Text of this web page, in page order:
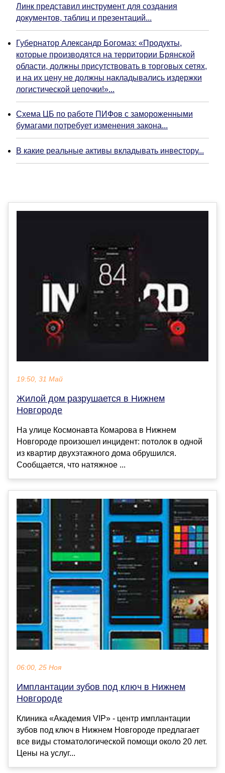
Линк представил инструмент для создания
документов, таблиц и презентаций...
Губернатор Александр Богомаз: «Продукты,
которые производятся на территории Брянской
области, должны присутствовать в торговых сетях,
и на их цену не должны накладывались издержки
логистической цепочки!»...
Схема ЦБ по работе ПИФов с замороженными
бумагами потребует изменения закона...
В какие реальные активы вкладывать инвестору...
19:50, 31 Май
Жилой дом разрушается в Нижнем
Новгороде
На улице Космонавта Комарова в Нижнем
Новгороде произошел инцидент: потолок в одной
из квартир двухэтажного дома обрушился.
Сообщается, что натяжное ...
06:00, 25 Ноя
Имплантации зубов под ключ в Нижнем
Новгороде
Клиника «Академия VIP» - центр имплантации
зубов под ключ в Нижнем Новгороде предлагает
все виды стоматологической помощи около 20 лет.
Цены на услуг...